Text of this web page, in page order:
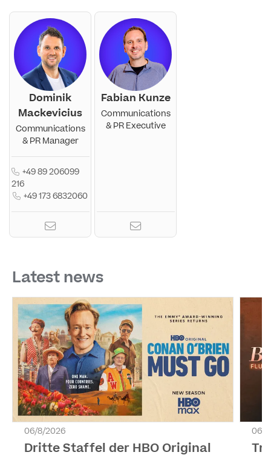
Dominik
Mackevicius
Communications
& PR Manager
+49 89 206099
216
+49 173 6832060
Fabian Kunze
Communications
& PR Executive
Latest news
06/8/2026
Dritte Staffel der HBO Original
06/